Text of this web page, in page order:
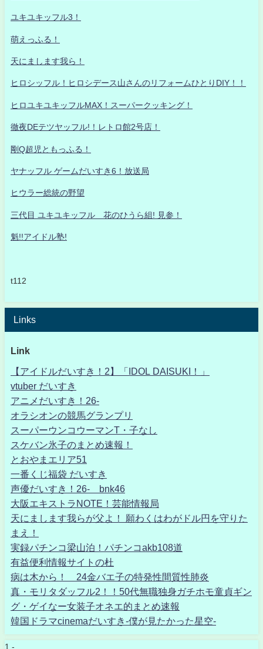
ユキユキッフル3！
萌えっふる！
天にまします我ら！
ヒロシッフル！ヒロシデース山さんのリフォームひとりDIY！！
ヒロユキユキッフルMAX！スーパークッキング！
徹夜DEテツヤッフル!！レトロ館2号店！
剛Q超児ともっふる！
ヤナッフル ゲームだいすき6！放送局
ヒウラー総統の野望
三代目 ユキユキッフル 花のひうら組! 見参！
魁!!アイドル塾!
t112
Links
Link
【アイドルだいすき！2】「IDOL DAISUKI！」
vtuber だいすき
アニメだいすき！26-
オラシオンの競馬グランプリ
スーパーウンコウーマンT・子なし
スケバン氷子のまとめ速報！
とおやまエリア51
一番くじ福袋 だいすき
声優だいすき！26- bnk46
大阪エキストラNOTE！芸能情報局
天にまします我らが父よ！ 願わくはわがドル円を守りた
まえ！
実録パチンコ梁山泊！パチンコakb108道
有益便利情報サイトの杜
病は木から！ 24金バエ子の特発性間質性肺炎
真・モリタダッフル2！！50代無職独身ガチホモ童貞ギン
グ・ゲイなー女装子オネエ的まとめ速報
韓国ドラマcinemaだいすき-僕が見たかった星空-
1 -